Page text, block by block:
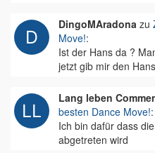
DingoMAradona zu
Move!:
Ist der Hans da ?
jetzt gib mir den
Lang leben
besten Dance Move!:
Ich bin dafür dass
abgetreten wird